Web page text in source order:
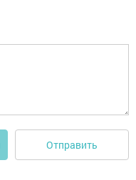
Отправить